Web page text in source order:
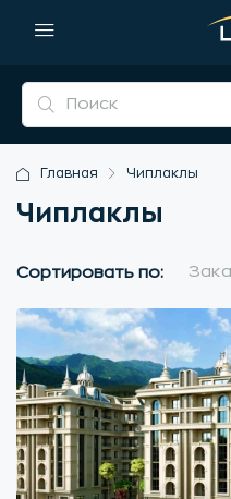
Главная Чиплаклы
Чиплаклы
Сортировать по: